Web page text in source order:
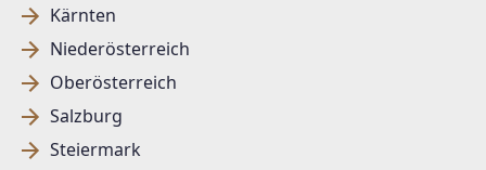
Kärnten
Niederösterreich
Oberösterreich
Salzburg
Steiermark